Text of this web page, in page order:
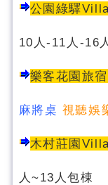
公園綠驛Villa
10人-11人-16
樂客花園旅
麻將桌 視聽娛
木村莊園Villa
人~13人包棟